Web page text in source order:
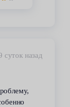
суток назад